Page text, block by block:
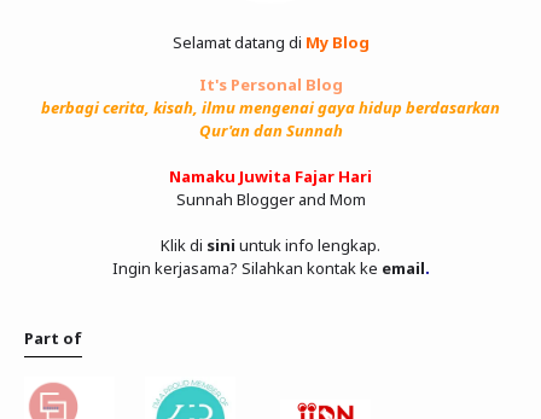
Selamat datang di My Blog
It's Personal Blog
berbagi cerita, kisah, ilmu mengenai gaya hidup berdasarkan
Qur'an dan Sunnah
Namaku Juwita Fajar Hari
Sunnah Blogger and Mom
Klik di sini untuk info lengkap.
Ingin kerjasama? Silahkan kontak ke email.
Part of